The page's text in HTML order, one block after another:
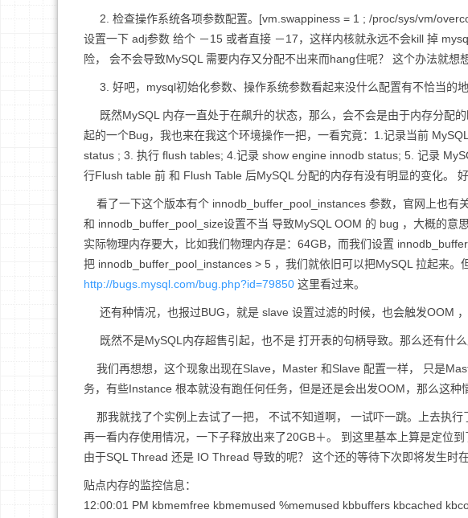
2. 检查操作系统各项参数配置。[vm.swappiness = 1 ; /proc/sys/vm/
设置一下 adj参数 给个 －15 或者直接 －17，这样内核就永远不会kill 掉
险， 会不会导致MySQL 需要内存又分配不出来而hang住呢？ 这个办法就想
3. 好吧，mysql初始化参数、操作系统参数看起来没什么配置有不恰当的地
既然MySQL 内存一直处于在飙升的状态，那么，会不会是由于内存分配
起的一个Bug，我也来在我这个环境操作一把，一看究竟：1.记录当前
status ; 3. 执行 flush tables; 4.记录 show engine innodb status; 5. 记录
行Flush table 前 和 Flush Table 后MySQL 分配的内存有没有明显的变化。
看了一下这个版本有个 innodb_buffer_pool_instances 参数，官网上也有
和 innodb_buffer_pool_size设置不当 导致MySQL OOM 的 bug ，大概的意
实际物理内存要大，比如我们物理内存是：64GB，而我们设置
把 innodb_buffer_pool_instances > 5 ，我们就依旧可以把MySQL 拉起来。
http://bugs.mysql.com/bug.php?id=79850 这里看过来。
还有种情况，也报过BUG，就是 slave 设置过滤的时候，也会触发OOM
既然不是MySQL内存超售引起，也不是 打开表的句柄导致。那么还有什么
我们再想想，这个现象出现在Slave，Master 和Slave 配置一样， 只是
务，有些Instance 根本就没有跑任何任务，但是还是会出发OOM，那么这种
那我就找了个实例上去试了一把， 不试不知道啊， 一试吓一跳。上去执行
再一看内存使用情况，一下子释放出来了20GB＋。 到这里基本上算是定位
由于SQL Thread 还是 IO Thread 导致的呢？ 这个还的等待下次即将发生时在
贴点内存的监控信息：
12:00:01 PM kbmemfree kbmemused %memused kbbuffers kbcached